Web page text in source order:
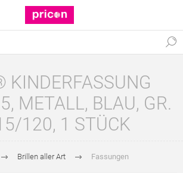
KINDERFASSUNG
METALL, BLAU, GR.
120, 1 STÜCK
Brillen aller Art Fassungen